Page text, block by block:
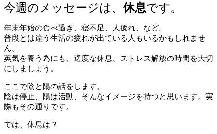
今週のメッセージは、休息です。
年末年始の食べ過ぎ、寝不足、人疲れ、など。
普段とは違う生活の疲れが出ている人もいるかもしれませ
ん。
英気を養う為にも、適度な休息、ストレス解放の時間を大切
にしましょう。
ここで陰と陽の話をします。
陰は停止、陽は活動、そんなイメージを持つと思います。実
際もその通りです。
では、休息は？